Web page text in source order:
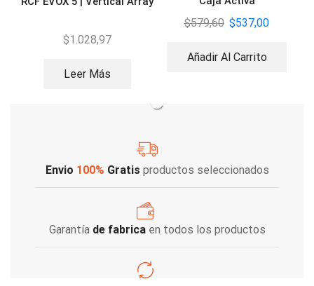
$1.028,97
Leer Más
$579,60 $537,00
Añadir Al Carrito
Envio 100% Gratis productos seleccionados
Garantía de fabricaen todos los productos